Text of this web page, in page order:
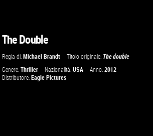
The Double
Regia di:Michael Brandt Titolo originale: The double
Genere:Thriller Nazionalità:USA Anno:2012
Distributore:Eagle Pictures